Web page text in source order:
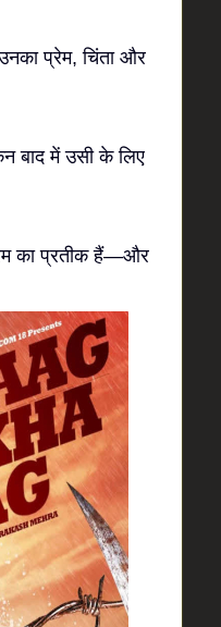
प्रेम, चिंता और
बाद में उसी के लिए
का प्रतीक हैं—और